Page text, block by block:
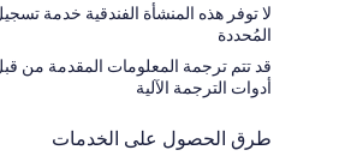
لا توفر هذه المنشأة الفندقية خدمة
المُحددة
قد تتم ترجمة المعلومات المقدمة من
أدوات الترجمة الآلية
طرق الحصول على الخدمات